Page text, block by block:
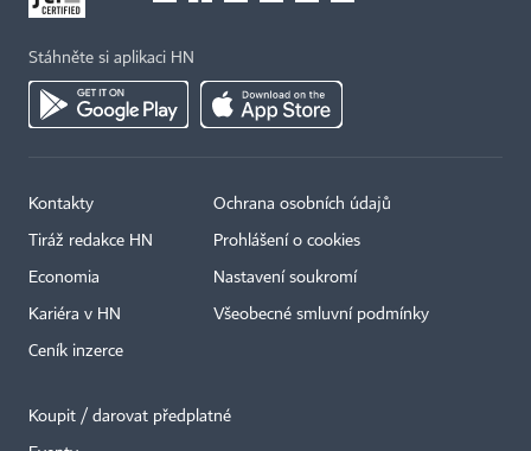
Stáhněte si aplikaci HN
Kontakty
Tiráž redakce HN
Economia
Kariéra v HN
Ceník inzerce
Ochrana osobních údajů
Prohlášení o cookies
Nastavení soukromí
Všeobecné smluvní podmínky
Koupit / darovat předplatné